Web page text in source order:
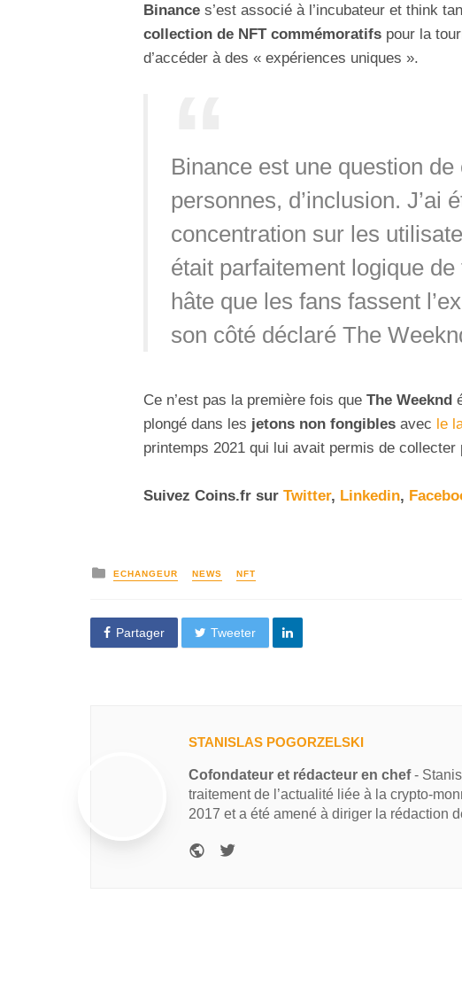
Binance s’est associé à l’incubateur et think
collection de NFT commémoratifs pour la
d’accéder à des « expériences uniques ».
Binance est une question
personnes, d’inclusion. J’ai
concentration sur les
était parfaitement logique
hâte que les fans fassent
son côté déclaré The
Ce n’est pas la première fois que The Weeknd
plongé dans les jetons non fongibles avec le
printemps 2021 qui lui avait permis de
Suivez Coins.fr sur Twitter, Linkedin,
ECHANGEUR NEWS NFT
Partager Tweeter
STANISLAS POGORZELSKI
Cofondateur et rédacteur en chef-
traitement de l’actualité liée à la crypto-
2017 et a été amené à diriger la rédaction